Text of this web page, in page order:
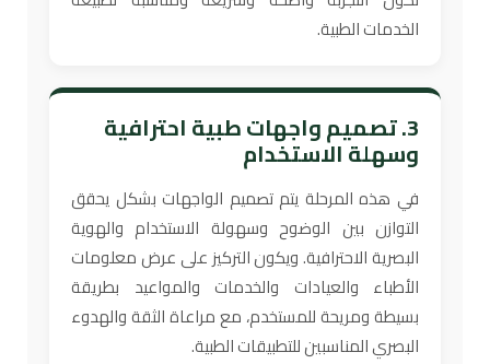
الخدمات الطبية.
3. تصميم واجهات طبية احترافية
وسهلة الاستخدام
في هذه المرحلة يتم تصميم الواجهات بشكل يحقق
التوازن بين الوضوح وسهولة الاستخدام والهوية
البصرية الاحترافية. ويكون التركيز على عرض معلومات
الأطباء والعيادات والخدمات والمواعيد بطريقة
بسيطة ومريحة للمستخدم، مع مراعاة الثقة والهدوء
البصري المناسبين للتطبيقات الطبية.